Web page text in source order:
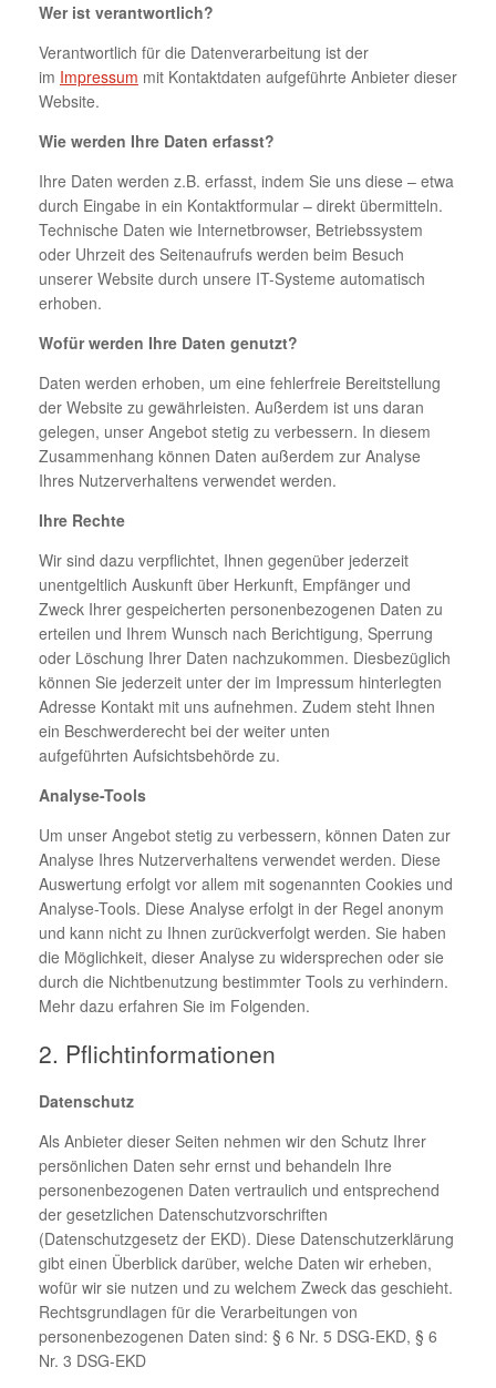
Wer ist verantwortlich?
Verantwortlich für die Datenverarbeitung ist der
im Impressum mit Kontaktdaten aufgeführte Anbieter dieser
Website.
Wie werden Ihre Daten erfasst?
Ihre Daten werden z.B. erfasst, indem Sie uns diese – etwa
durch Eingabe in ein Kontaktformular – direkt übermitteln.
Technische Daten wie Internetbrowser, Betriebssystem
oder Uhrzeit des Seitenaufrufs werden beim Besuch
unserer Website durch unsere IT-Systeme automatisch
erhoben.
Wofür werden Ihre Daten genutzt?
Daten werden erhoben, um eine fehlerfreie Bereitstellung
der Website zu gewährleisten. Außerdem ist uns daran
gelegen, unser Angebot stetig zu verbessern. In diesem
Zusammenhang können Daten außerdem zur Analyse
Ihres Nutzerverhaltens verwendet werden.
Ihre Rechte
Wir sind dazu verpflichtet, Ihnen gegenüber jederzeit
unentgeltlich Auskunft über Herkunft, Empfänger und
Zweck Ihrer gespeicherten personenbezogenen Daten zu
erteilen und Ihrem Wunsch nach Berichtigung, Sperrung
oder Löschung Ihrer Daten nachzukommen. Diesbezüglich
können Sie jederzeit unter der im Impressum hinterlegten
Adresse Kontakt mit uns aufnehmen. Zudem steht Ihnen
ein Beschwerderecht bei der weiter unten
aufgeführten Aufsichtsbehörde zu.
Analyse-Tools
Um unser Angebot stetig zu verbessern, können Daten zur
Analyse Ihres Nutzerverhaltens verwendet werden. Diese
Auswertung erfolgt vor allem mit sogenannten Cookies und
Analyse-Tools. Diese Analyse erfolgt in der Regel anonym
und kann nicht zu Ihnen zurückverfolgt werden. Sie haben
die Möglichkeit, dieser Analyse zu widersprechen oder sie
durch die Nichtbenutzung bestimmter Tools zu verhindern.
Mehr dazu erfahren Sie im Folgenden.
2. Pflichtinformationen
Datenschutz
Als Anbieter dieser Seiten nehmen wir den Schutz Ihrer
persönlichen Daten sehr ernst und behandeln Ihre
personenbezogenen Daten vertraulich und entsprechend
der gesetzlichen Datenschutzvorschriften
(Datenschutzgesetz der EKD). Diese Datenschutzerklärung
gibt einen Überblick darüber, welche Daten wir erheben,
wofür wir sie nutzen und zu welchem Zweck das geschieht.
Rechtsgrundlagen für die Verarbeitungen von
personenbezogenen Daten sind: § 6 Nr. 5 DSG-EKD, § 6
Nr. 3 DSG-EKD